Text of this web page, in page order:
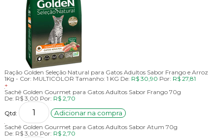
Ração Golden Seleção Natural para Gatos Adultos Sabor Frango e Arroz
1Kg - Cor: MULTICOLOR Tamanho: 1 KG De: R$ 30,90 Por: R$ 27,81
+
Sachê Golden Gourmet para Gatos Adultos Sabor Frango 70g
De: R$ 3,00 Por: R$ 2,70
Qtd:
Adicionar na compra
Sachê Golden Gourmet para Gatos Adultos Sabor Atum 70g
De: R$ 3,00 Por: R$ 2,70